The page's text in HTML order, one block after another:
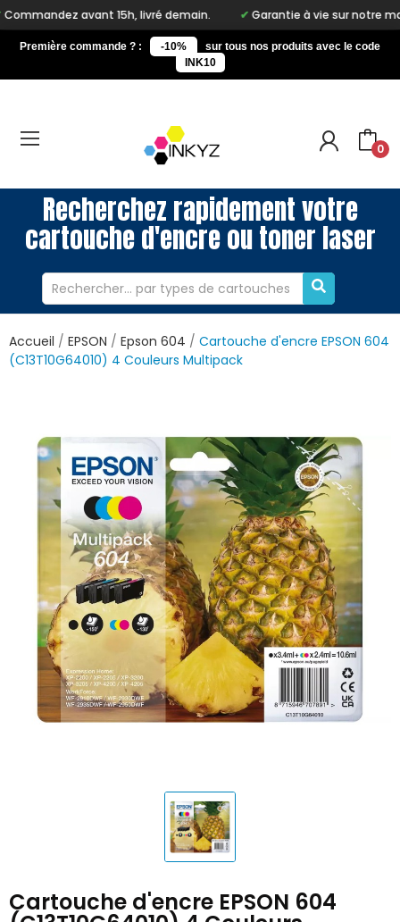
15h, livré demain. Garantie à vie sur notre marque Inkyz
Première commande ? : -10%
sur tous nos produits avec le code
INK10
0
Recherchez rapidement votre
cartouche d'encre ou toner laser
Accueil EPSON Epson 604
Cartouche d'encre EPSON 604
(C13T10G64010) 4 Couleurs Multipack
Cartouche d'encre EPSON 604